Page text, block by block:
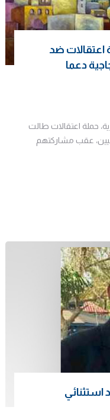
ضد
دعما
حملة اعتقالات طالت
عقب مشاركتهم